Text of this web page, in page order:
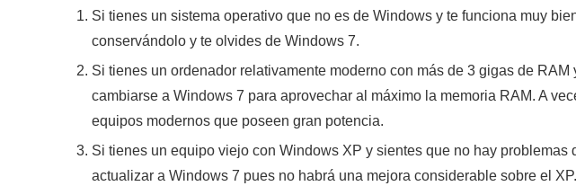
Si tienes un sistema operativo que no es de Windows y te funciona muy
conservándolo y te olvides de Windows 7.
Si tienes un ordenador relativamente moderno con más de 3 gigas de
cambiarse a Windows 7 para aprovechar al máximo la memoria RAM. A
equipos modernos que poseen gran potencia.
Si tienes un equipo viejo con Windows XP y sientes que no hay problemas
actualizar a Windows 7 pues no habrá una mejora considerable sobre el XP.